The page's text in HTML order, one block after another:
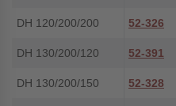
DH 120/200/200 52-326
DH 130/200/120 52-391
DH 130/200/150 52-328